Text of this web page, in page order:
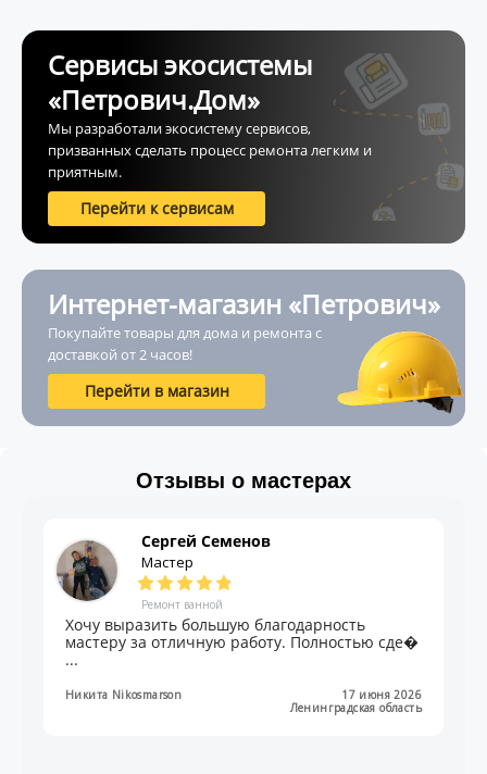
Сервисы экосистемы
«Петрович.Дом»
Мы разработали экосистему сервисов,
призванных сделать процесс ремонта легким и
приятным.
Перейти к сервисам
Интернет-магазин «Петрович»
Покупайте товары для дома и ремонта с
доставкой от 2 часов!
Перейти в магазин
Отзывы о мастерах
Сергей Семенов
Мастер
Ремонт ванной
Хочу выразить большую благодарность
мастеру за отличную работу. Полностью сде�
...
Никита Nikosmarson
17 июня 2026
Ленинградская область